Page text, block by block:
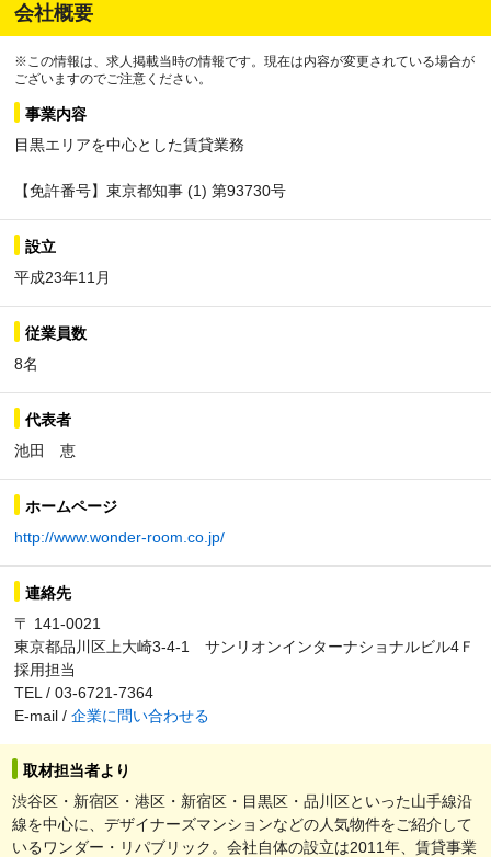
会社概要
※この情報は、求人掲載当時の情報です。現在は内容が変更されている場合が
ございますのでご注意ください。
事業内容
目黒エリアを中心とした賃貸業務
【免許番号】東京都知事 (1) 第93730号
設立
平成23年11月
従業員数
8名
代表者
池田 恵
ホームページ
http://www.wonder-room.co.jp/
連絡先
〒 141-0021
東京都品川区上大崎3-4-1 サンリオンインターナショナルビル4Ｆ
採用担当
TEL / 03-6721-7364
E-mail / 企業に問い合わせる
取材担当者より
渋谷区・新宿区・港区・新宿区・目黒区・品川区といった山手線沿
線を中心に、デザイナーズマンションなどの人気物件をご紹介して
いるワンダー・リパブリック。会社自体の設立は2011年、賃貸事業